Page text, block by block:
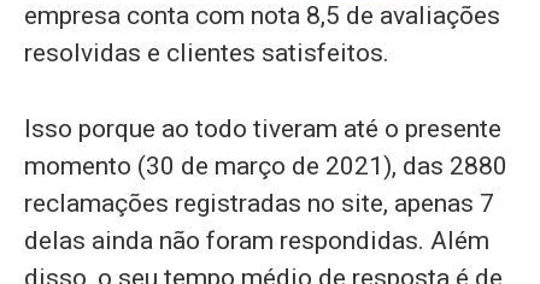
empresa conta com nota 8,5 de avaliações
resolvidas e clientes satisfeitos.
Isso porque ao todo tiveram até o presente
momento (30 de março de 2021), das 2880
reclamações registradas no site, apenas 7
delas ainda não foram respondidas. Além
disso, o seu tempo médio de resposta é de